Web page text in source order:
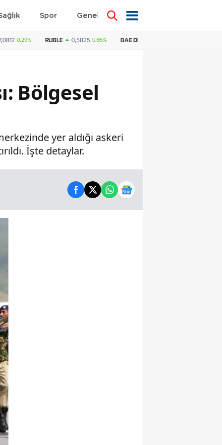
Spor Genel Dünya
0.29% RUBLE 0,5825 0.65% BAE DIRHEMI
Bölgesel
yer aldığı askeri
İşte detaylar.